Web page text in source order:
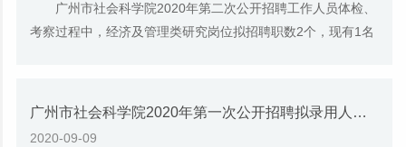
广州市社会科学院2020年第二次公开招聘工作人员体检、
考察过程中，经济及管理类研究岗位拟招聘职数2个，现有1名
广州市社会科学院2020年第一次公开招聘拟录用人员名单公示
2020-09-09